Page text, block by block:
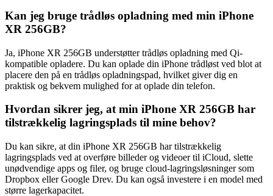
Kan jeg bruge trådløs opladning med min iPhone
XR 256GB?
Ja, iPhone XR 256GB understøtter trådløs opladning med Qi-
kompatible opladere. Du kan oplade din iPhone trådløst ved blot at
placere den på en trådløs opladningspad, hvilket giver dig en
praktisk og bekvem mulighed for at oplade din telefon.
Hvordan sikrer jeg, at min iPhone XR 256GB har
tilstrækkelig lagringsplads til mine behov?
Du kan sikre, at din iPhone XR 256GB har tilstrækkelig
lagringsplads ved at overføre billeder og videoer til iCloud, slette
unødvendige apps og filer, og bruge cloud-lagringsløsninger som
Dropbox eller Google Drev. Du kan også investere i en model med
større lagerkapacitet.